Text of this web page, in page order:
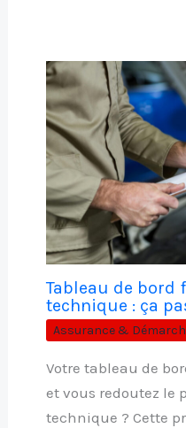
Tableau de bord
technique : ça
Assurance &
Votre tableau de
et vous redoutez le
technique ? Cette